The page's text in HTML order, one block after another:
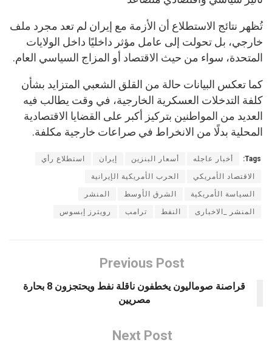
تُظهر نتائج الاستطلاع أن الأزمة مع إيران لم تعد مجرد ملف
خارجي، بل تحولت إلى عامل مؤثر داخليًا داخل الولايات
المتحدة، سواء من حيث الاقتصاد أو المزاج السياسي العام.
كما تعكس البيانات حالة من القلق الشعبي المتزايد بشأن
كلفة التدخلات العسكرية الخارجية، في وقت يطالب فيه
العديد من المواطنين بتركيز أكبر على القضايا الاقتصادية
المحلية بدلًا من الانخراط في صراعات خارجية مكلفة.
Tags: أخبار عاجله أسعار البنزين إيران استطلاع رأي
الاقتصاد الأمريكي الحرب الأمريكية الإيرانية
السياسة الأمريكية الشرق الأوسط المنشر
المنشر _الاخبارى النفط ترامب رويترز إبسوس
Previous Post
قراصنة صوماليون يخطفون ناقلة نفط ويحتجزون 8 بحارة
مصريين
Next Post